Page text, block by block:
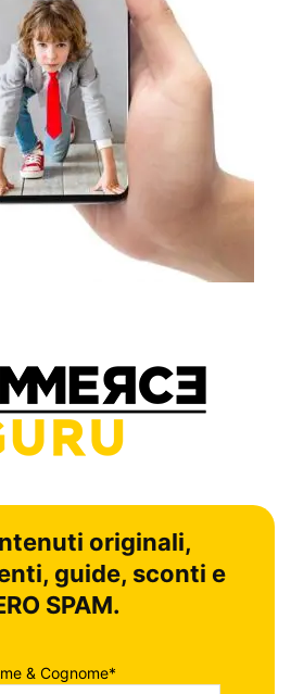
originali,
guide, sconti e
SPAM.
& Cognome*